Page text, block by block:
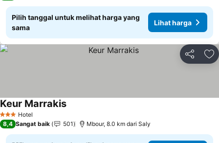
Pilih tanggal untuk melihat harga yang
sama
Lihat harga
Bagikan
3 BintangHotel
Keur Marrakis
8,4 Sangat baik 501 Mbour, 8.0 km dari Saly